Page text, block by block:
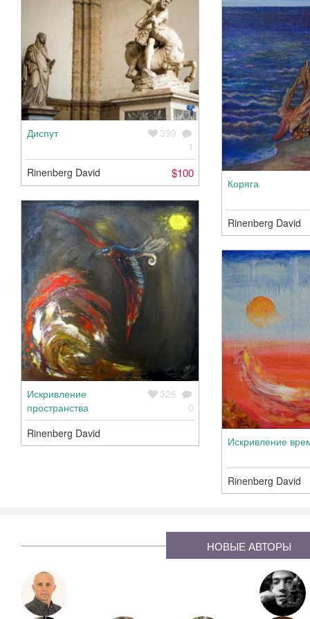
Диспут
399
1
Rinenberg David
$100
Коряга
Rinenberg David
Искривление
пространства
326
0
Rinenberg David
Искривление
Rinenberg David
НОВЫЕ АВТОРЫ